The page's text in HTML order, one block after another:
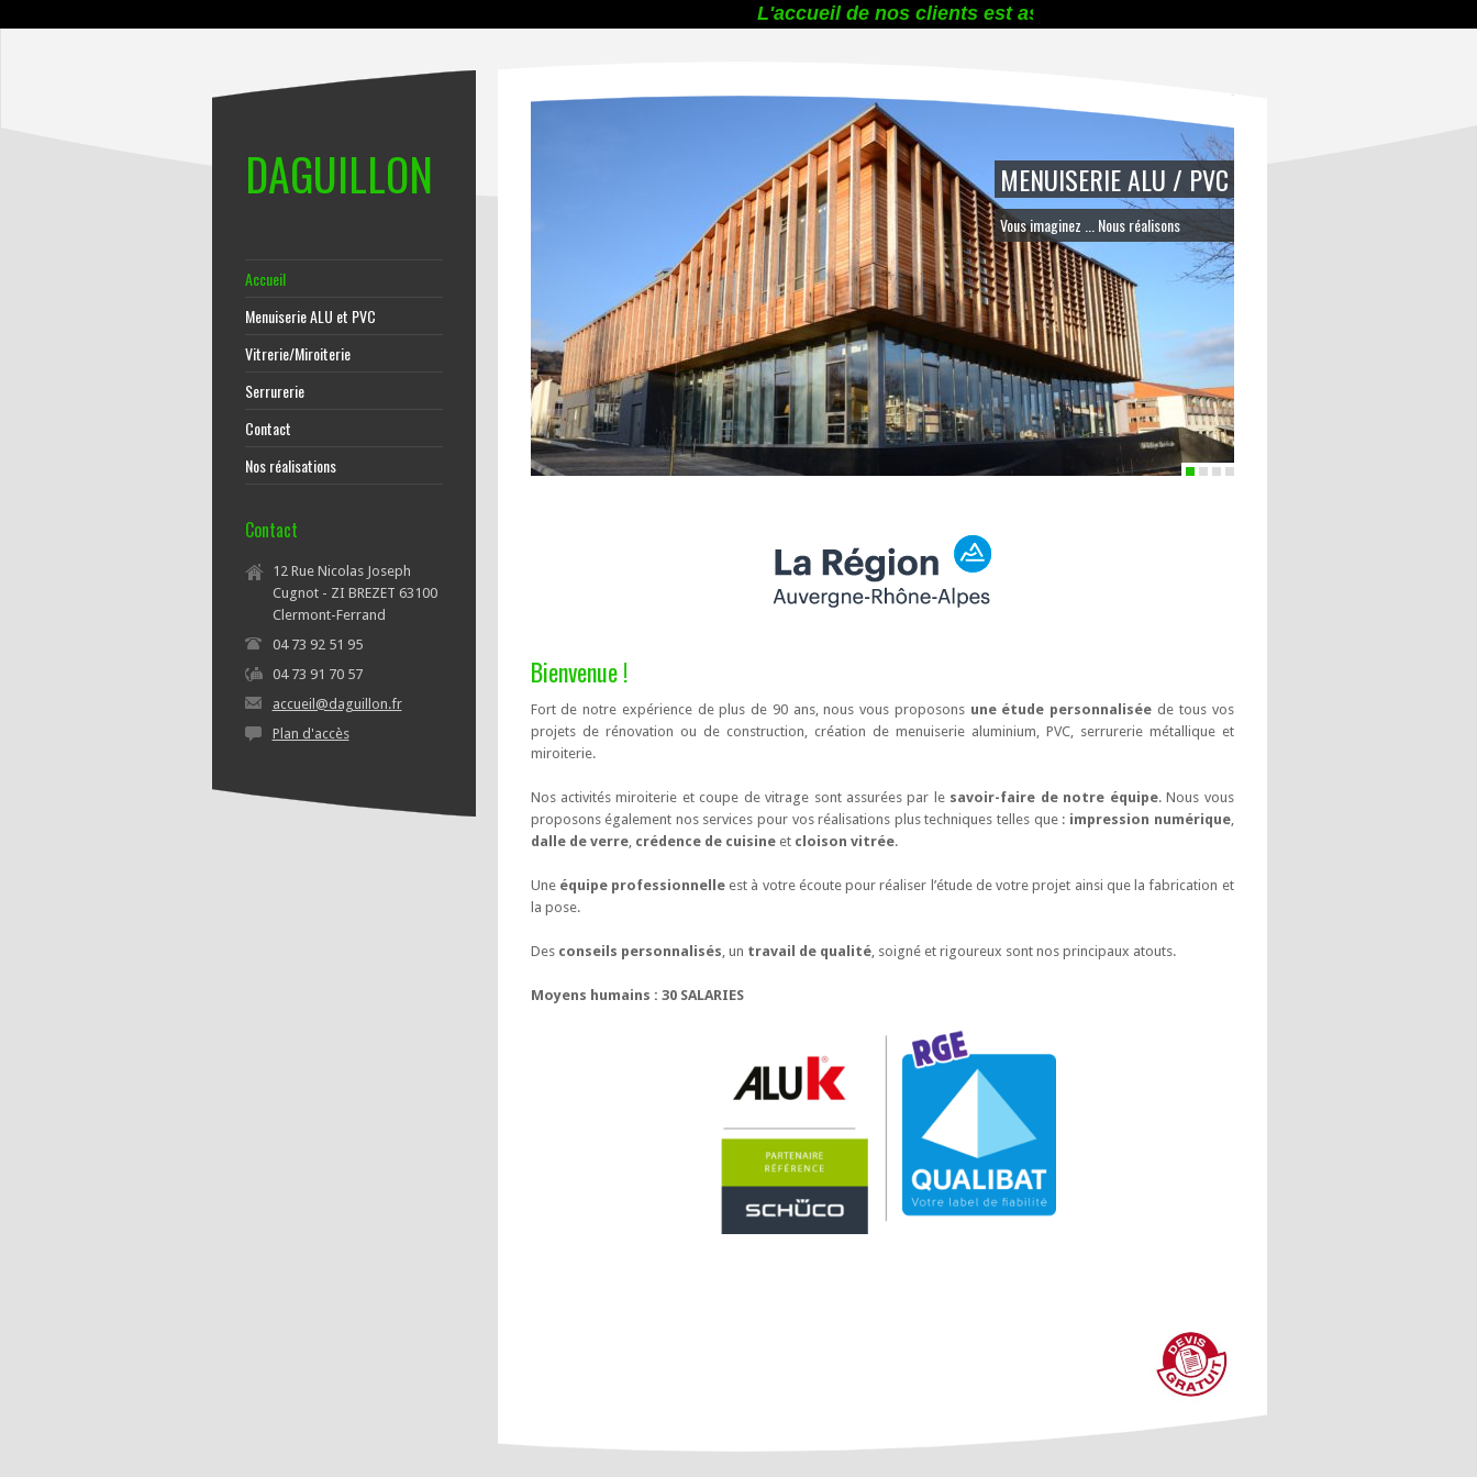
MENUISERIE ALU / PVC
Vous imaginez ... Nous réalisons
Bienvenue !
Fort de notre expérience de plus de 90 ans, nous vous proposons une étude personnalisée de tous vos
projets de rénovation ou de construction, création de menuiserie aluminium, PVC, serrurerie métallique et
miroiterie.
Nos activités miroiterie et coupe de vitrage sont assurées par le savoir-faire de notre équipe. Nous vous
proposons également nos services pour vos réalisations plus techniques telles que : impression numérique,
dalle de verre, crédence de cuisineet cloison vitrée.
Une équipe professionnelle est à votre écoute pour réaliser l’étude de votre projet ainsi que la fabrication et
la pose.
Des conseils personnalisés, un travail de qualité, soigné et rigoureux sont nos principaux atouts.
Moyens humains : 30 SALARIES
DAGUILLON
Accueil
Menuiserie ALU et PVC
Vitrerie/Miroiterie
Serrurerie
Contact
Nos réalisations
Contact
12 Rue Nicolas Joseph
Cugnot - ZI BREZET 63100
Clermont-Ferrand
04 73 92 51 95
04 73 91 70 57
accueil@daguillon.fr
Plan d'accès
L'accueil de nos clients est assuré de 8h à 12h et de 13h30 à 17h30 du lundi